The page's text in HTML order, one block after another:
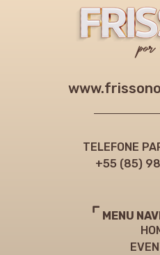
TELEFONE
+55 (85)
MENU